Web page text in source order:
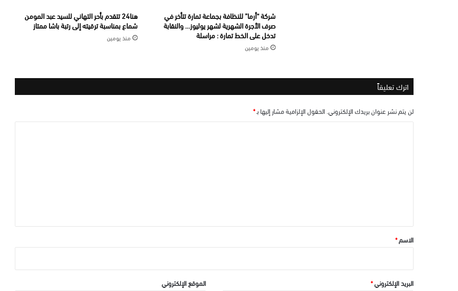
شركة “أرما” للنظافة بجماعة تمارة تتأخر في
صرف الأجرة الشهرية لشهر يوليوز… والنقابة
تدخل على الخط تمارة : مراسلة
منذ يومين
هنا24 تتقدم بأحر التهاني للسيد عبد المومن
شماع بمناسبة ترقيته إلى رتبة باشا ممتاز
منذ يومين
اترك تعليقاً
لن يتم نشر عنوان بريدك الإلكتروني. الحقول الإلزامية مشار إليها بـ*
*الاسم*
البريد الإلكتروني* الموقع الإلكتروني